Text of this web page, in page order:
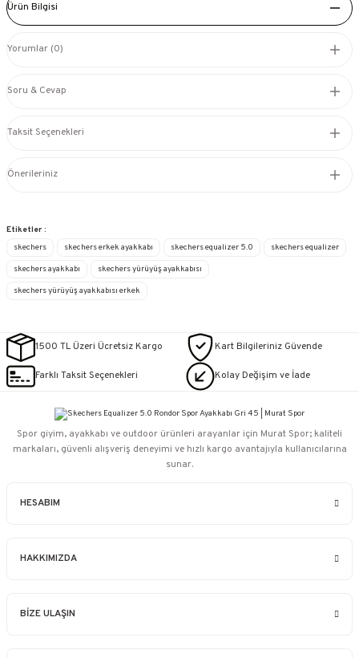
Ürün Bilgisi
Yorumlar (0)
Soru & Cevap
Taksit Seçenekleri
Önerileriniz
Etiketler :
skechers
skechers erkek ayakkabı skechers equalizer 5.0 skechers equalizer
skechers ayakkabı skechers yürüyüş ayakkabısı
skechers yürüyüş ayakkabısı erkek
1500 TL Üzeri Ücretsiz Kargo Kart Bilgileriniz Güvende
Farklı Taksit Seçenekleri Kolay Değişim ve İade
HESABIM
HAKKIMIZDA
BİZE ULAŞIN
Spor giyim, ayakkabı ve outdoor ürünleri arayanlar için Murat Spor; kaliteli
markaları, güvenli alışveriş deneyimi ve hızlı kargo avantajıyla kullanıcılarına
sunar.